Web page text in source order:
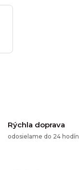
Rýchla doprava
odosielame do 24 hodín